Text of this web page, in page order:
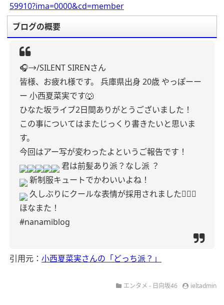
59910?ima=0000&cd=member
ブログの概要
🎧→/SILENT SIRENさん
皆様、お疲れ様です。
兵庫県出身 20歳 やっぽーー
ー 小西夏菜実です🐺
ひなた坂ライブ2日間ありがとうございました！
この事についてはまたじっくり書きたいと思いま
す。
今回はアー写が変わったよというご報告です！
君は前髪あり派？なし派 ？
新制服キュートでかわいいよね！
久しぶりにクールな表情が採用されました🙆🏻‍♀️
ほなまた！
#nanamiblog
引用元： 小西夏菜実さんの「どっち派？」
エンタメ - 日向坂46 ieltadmin